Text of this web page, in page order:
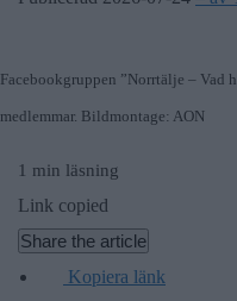
Facebookgruppen ”Norrtälje – Vad
medlemmar. Bildmontage: AON
1 min läsning
Link copied
Share the article
Kopiera länk